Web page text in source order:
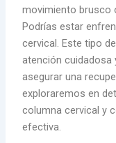
movimiento brusco
Podrías estar
cervical. Este tipo
atención cuidadosa
asegurar una
exploraremos en
columna cervical y
efectiva.